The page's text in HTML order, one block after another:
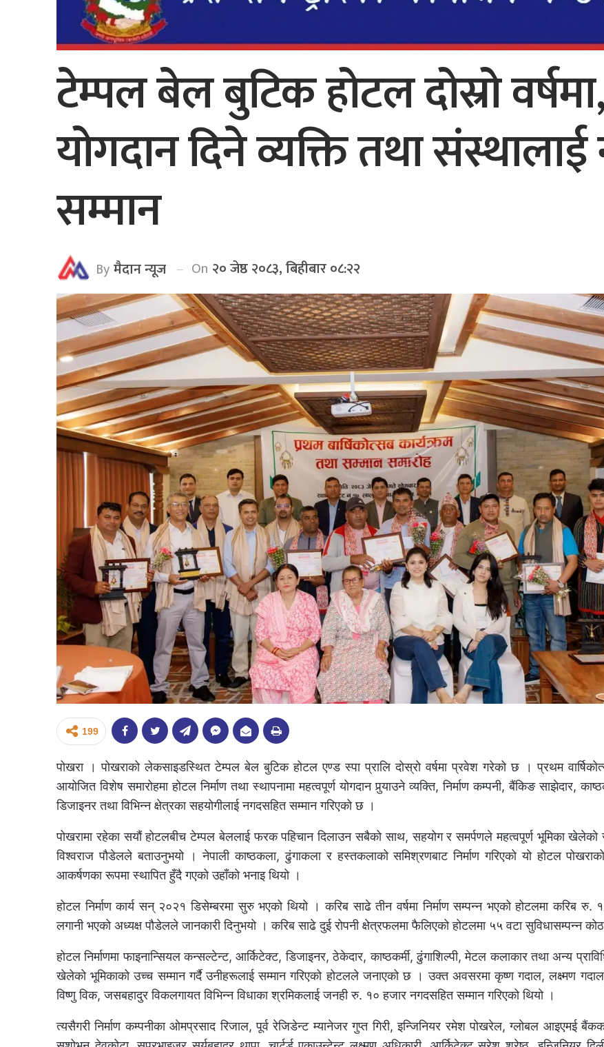
टेम्पल बेल बुटिक होटल दोस्रो
योगदान दिने व्यक्ति तथा
सम्मान
Byमैदान न्यूज On २० जेष्ठ २०८३, बिहीबार ०८:२२
199
पोखरा । पोखराको लेकसाइडस्थित टेम्पल बेल बुटिक होटल एण्ड स्पा प्रालि दोस्रो वर्षमा प्रवेश गरेको छ । प्रथम
आयोजित विशेष समारोहमा होटल निर्माण तथा स्थापनामा महत्वपूर्ण योगदान पुर्‍याउने व्यक्ति, निर्माण कम्पनी, बैंकिङ साझेदार,
डिजाइनर तथा विभिन्न क्षेत्रका सहयोगीलाई नगदसहित सम्मान गरिएको छ ।
पोखरामा रहेका सयौं होटलबीच टेम्पल बेललाई फरक पहिचान दिलाउन सबैको साथ, सहयोग र समर्पणले महत्वपूर्ण भूमिका खेलेको
विश्वराज पौडेलले बताउनुभयो । नेपाली काष्ठकला, ढुंगाकला र हस्तकलाको समिश्रणबाट निर्माण गरिएको यो होटल
आकर्षणका रूपमा स्थापित हुँदै गएको उहाँको भनाइ थियो ।
होटल निर्माण कार्य सन् २०२१ डिसेम्बरमा सुरु भएको थियो । करिब साढे तीन वर्षमा निर्माण सम्पन्न भएको होटलमा करिब रु.
लगानी भएको अध्यक्ष पौडेलले जानकारी दिनुभयो । करिब साढे दुई रोपनी क्षेत्रफलमा फैलिएको होटलमा ५५ वटा सुविधासम्पन्न
होटल निर्माणमा फाइनान्सियल कन्सल्टेन्ट, आर्किटेक्ट, डिजाइनर, ठेकेदार, काष्ठकर्मी, ढुंगाशिल्पी, मेटल कलाकार तथा अन्य
खेलेको भूमिकाको उच्च सम्मान गर्दै उनीहरूलाई सम्मान गरिएको होटलले जनाएको छ । उक्त अवसरमा कृष्ण गदाल, लक्ष्मण
विष्णु विक, जसबहादुर विकलगायत विभिन्न विधाका श्रमिकलाई जनही रु. १० हजार नगदसहित सम्मान गरिएको थियो ।
त्यसैगरी निर्माण कम्पनीका ओमप्रसाद रिजाल, पूर्व रेजिडेन्ट म्यानेजर गुप्त गिरी, इन्जिनियर रमेश पोखरेल, ग्लोबल आइएमई